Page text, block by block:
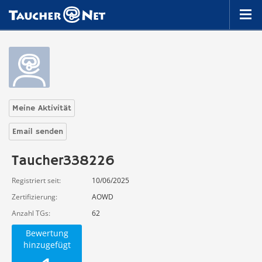
Meine Aktivität
Email senden
Taucher338226
Registriert seit
10/06/2025
Zertifizierung
AOWD
Anzahl TGs
62
Bewertung
hinzugefügt